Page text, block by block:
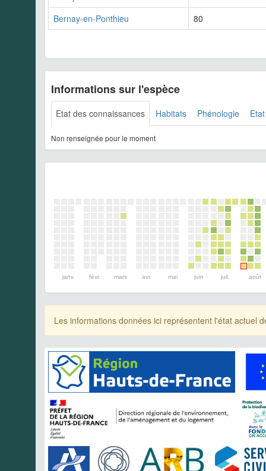
Bernay-en-Ponthieu
80
Informations sur l'espèce
Etat des connaissances Habitats Phénologie
Non renseignée pour le moment
janv. févr. mars avr. mai juin juil. août
Les informations données ici représentent l'état actuel